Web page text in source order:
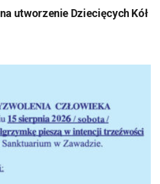
utworzenie Dziecięcych Kół